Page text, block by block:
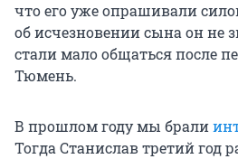
что его уже опрашивали
об исчезновении сына он не
стали мало общаться после
Тюмень.
В прошлом году мы брали
Тогда Станислав третий год